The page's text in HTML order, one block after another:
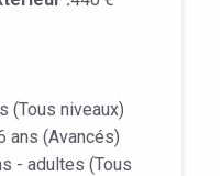
(Tous niveaux)
ans (Avancés)
- adultes (Tous